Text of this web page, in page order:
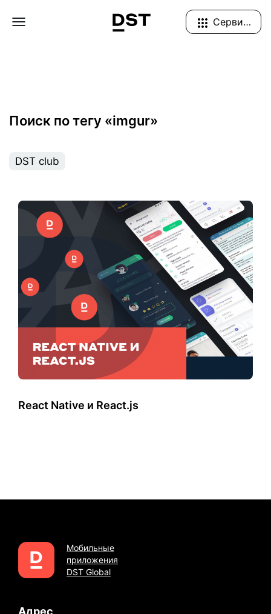
Navigation Menu Сервисы
Поиск по тегу «imgur»
DST club
React Native и React.js
Мобильные
приложения
DST Global
Адрес